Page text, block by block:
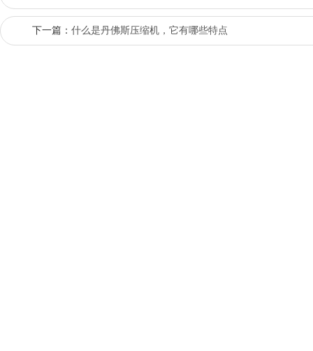
下一篇： 什么是丹佛斯压缩机，它有哪些特点